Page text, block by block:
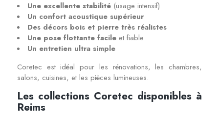
Une excellente stabilité (usage intensif)
Un confort acoustique supérieur
Des décors bois et pierre très réalistes
Une pose flottante facile et fiable
Un entretien ultra simple
Coretec est idéal pour les rénovations, les chambres,
salons, cuisines, et les pièces lumineuses.
Les collections Coretec disponibles à
Reims